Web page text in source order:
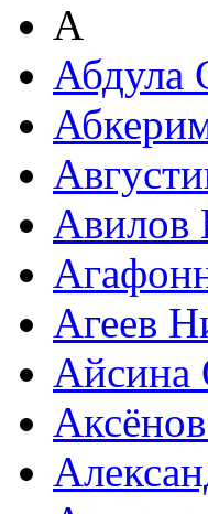
А
Абдула
Авилов
Агеев
Айсина